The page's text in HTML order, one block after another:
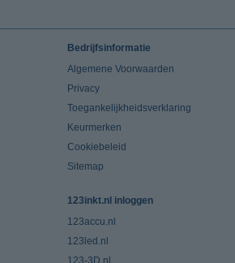
Bedrijfsinformatie
Algemene Voorwaarden
Privacy
Toegankelijkheidsverklaring
Keurmerken
Cookiebeleid
Sitemap
123inkt.nl inloggen
123accu.nl
123led.nl
123-3D.nl